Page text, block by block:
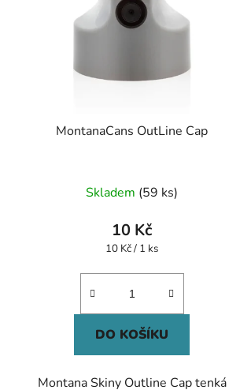
MontanaCans OutLine Cap
hodnocení
produktu
je
z
hvězdiček.
Skladem (59 ks)
10 Kč
Měrná
10 Kč / 1 ks
DO KOŠÍKU
Montana Skiny Outline Cap tenká